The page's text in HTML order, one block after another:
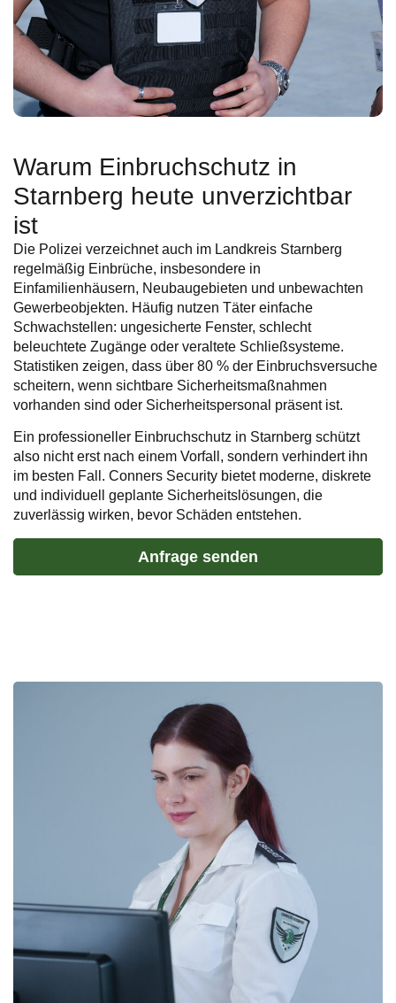
Warum Einbruchschutz in
Starnberg heute unverzichtbar
ist
Die Polizei verzeichnet auch im Landkreis Starnberg
regelmäßig Einbrüche, insbesondere in
Einfamilienhäusern, Neubaugebieten und unbewachten
Gewerbeobjekten. Häufig nutzen Täter einfache
Schwachstellen: ungesicherte Fenster, schlecht
beleuchtete Zugänge oder veraltete Schließsysteme.
Statistiken zeigen, dass über 80 % der Einbruchsversuche
scheitern, wenn sichtbare Sicherheitsmaßnahmen
vorhanden sind oder Sicherheitspersonal präsent ist.
Ein professioneller Einbruchschutz in Starnberg schützt
also nicht erst nach einem Vorfall, sondern verhindert ihn
im besten Fall. Conners Security bietet moderne, diskrete
und individuell geplante Sicherheitslösungen, die
zuverlässig wirken, bevor Schäden entstehen.
Anfrage senden